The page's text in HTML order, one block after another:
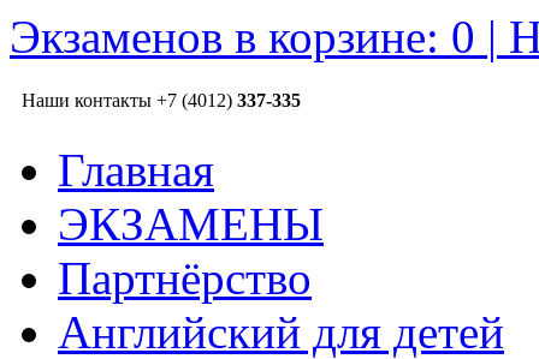
Экзаменов в корзине: 0 |
Наши контакты +7 (4012) 337-335
Главная
ЭКЗАМЕНЫ
Партнёрство
Английский для детей